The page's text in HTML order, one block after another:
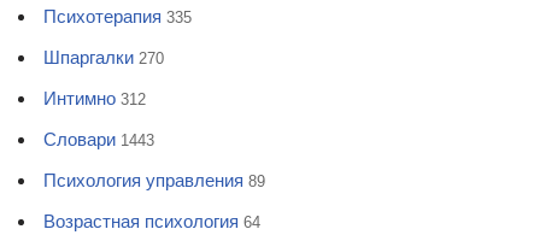
Психотерапия 335
Шпаргалки 270
Интимно 312
Словари 1443
Психология управления 89
Возрастная психология 64